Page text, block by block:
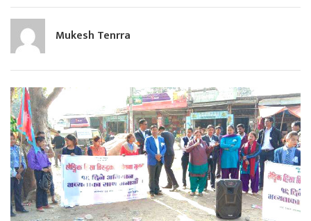
Mukesh Tenrra